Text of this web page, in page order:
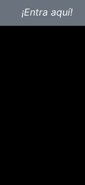
¡Entra aquí!